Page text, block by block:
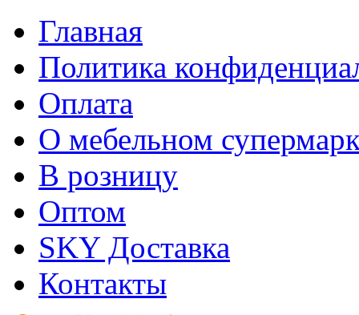
Главная
Политика
Оплата
О мебельном
В розницу
Оптом
SKY Доставка
Контакты